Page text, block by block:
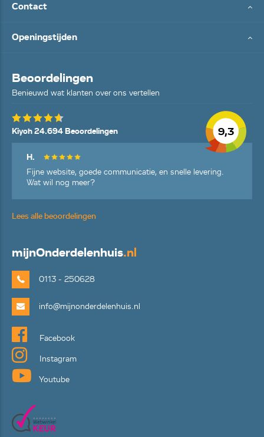
Contact
Openingstijden
Beoordelingen
Benieuwd wat klanten over ons vertellen
9,3
Kiyoh 24.694 Beoordelingen
H.
Fijne website, goede communicatie, en snelle levering.
Wat wil nog meer?
Lees alle beoordelingen
mijnOnderdelenhuis.nl
0113 - 250628
info@mijnonderdelenhuis.nl
Facebook
Instagram
Youtube